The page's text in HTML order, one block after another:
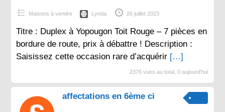
Maisons à vendre Lynda 26 juillet 2023
Titre : Duplex à Yopougon Toit Rouge – 7 pièces en
bordure de route, prix à débattre ! Description :
Saisissez cette occasion rare d’acquérir […]
2376 vues au total, 0 aujourd'hui
affectations en 6ème ci